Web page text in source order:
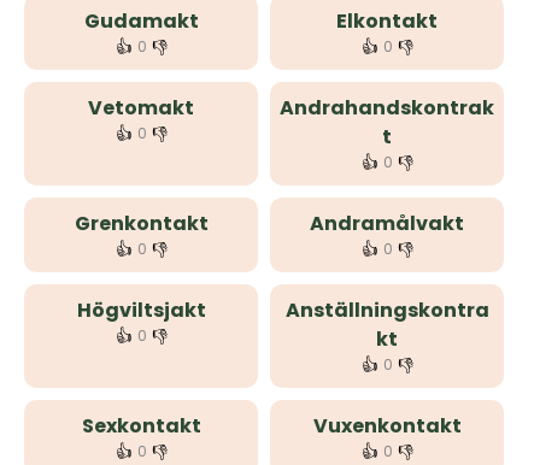
Gudamakt
👍 0 👎
Elkontakt
👍 0 👎
Vetomakt
👍 0 👎
Andrahandskontrak
t
👍 0 👎
Grenkontakt
👍 0 👎
Andramålvakt
👍 0 👎
Högviltsjakt
👍 0 👎
Anställningskontra
kt
👍 0 👎
Sexkontakt
👍 0 👎
Vuxenkontakt
👍 0 👎